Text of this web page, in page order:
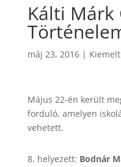
Kálti Márk
máj 23, 2016| Kiemelt
Május 22-én került
forduló, amelyen
vehetett.
8. helyezett: Bodnár